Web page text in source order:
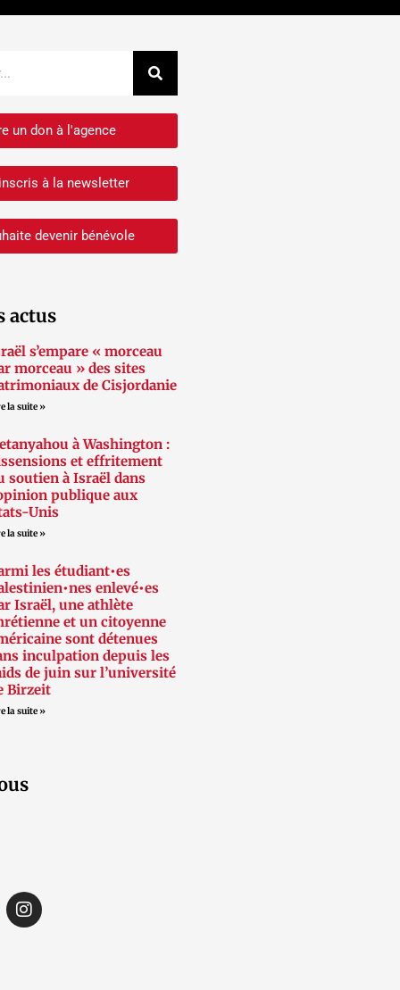
un don à l'agence
à la newsletter
devenir bénévole
actus
s’empare « morceau
morceau » des sites
de Cisjordanie
la suite »
à Washington :
et effritement
soutien à Israël dans
publique aux
Unis
la suite »
les étudiant•es
enlevé•es
Israël, une athlète
et un citoyenne
sont détenues
inculpation depuis les
de juin sur l’université
Birzeit
la suite »
I
n